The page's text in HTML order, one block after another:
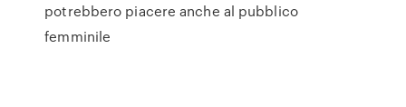
potrebbero piacere anche al pubblico
femminile